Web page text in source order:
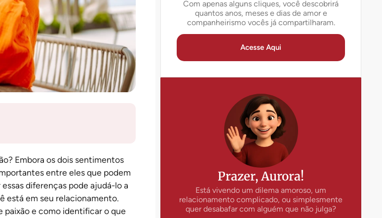
Embora os dois sentimentos
entre eles que podem
diferenças pode ajudá-lo a
está em seu relacionamento.
paixão e como identificar o que
Com apenas alguns cliques, você descobrirá
quantos anos, meses e dias de amor e
companheirismo vocês já compartilharam.
Acesse Aqui
Prazer, Aurora!
Está vivendo um dilema amoroso, um
relacionamento complicado, ou simplesmente
quer desabafar com alguém que não julga?